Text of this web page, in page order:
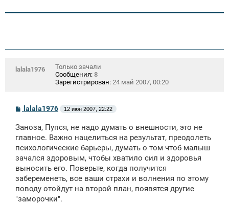
lalala1976
Только зачали
Сообщения: 8
Зарегистрирован: 24 май 2007, 00:20
С
о
б
щ
н
и
lalala1976 12 июн 2007, 22:22
Заноза, Пупся, не надо думать о внешности, это не
главное. Важно нацелиться на результат, преодолеть
психологические барьеры, думать о том чтоб малыш
зачался здоровым, чтобы хватило сил и здоровья
выносить его. Поверьте, когда получится
забеременеть, все ваши страхи и волнения по этому
поводу отойдут на второй план, появятся другие
"заморочки".